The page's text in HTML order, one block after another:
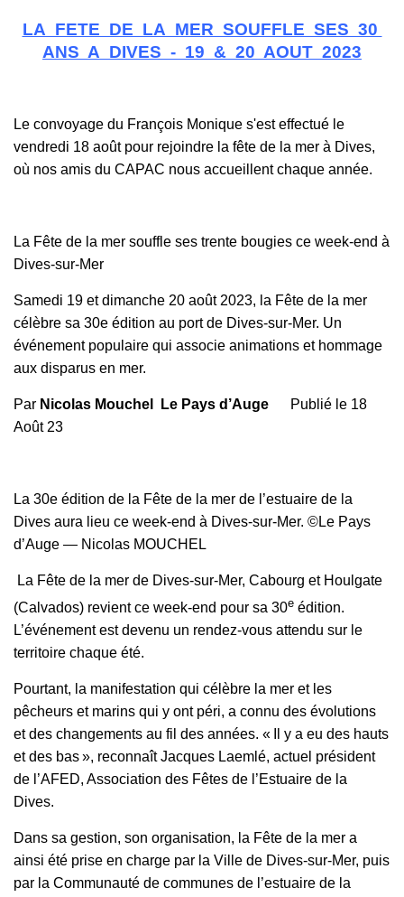
LA FETE DE LA MER SOUFFLE SES 30
ANS A DIVES - 19 & 20 AOUT 2023
Le convoyage du François Monique s'est effectué le
vendredi 18 août pour rejoindre la fête de la mer à Dives,
où nos amis du CAPAC nous accueillent chaque année.
La Fête de la mer souffle ses trente bougies ce week-end à
Dives-sur-Mer
Samedi 19 et dimanche 20 août 2023, la Fête de la mer
célèbre sa 30e édition au port de Dives-sur-Mer. Un
événement populaire qui associe animations et hommage
aux disparus en mer.
Par Nicolas Mouchel Le Pays d’Auge Publié le 18
Août 23
La 30e édition de la Fête de la mer de l’estuaire de la
Dives aura lieu ce week-end à Dives-sur-Mer. ©Le Pays
d’Auge — Nicolas MOUCHEL
La Fête de la mer de Dives-sur-Mer, Cabourg et Houlgate
(Calvados) revient ce week-end pour sa 30e édition.
L’événement est devenu un rendez-vous attendu sur le
territoire chaque été.
Pourtant, la manifestation qui célèbre la mer et les
pêcheurs et marins qui y ont péri, a connu des évolutions
et des changements au fil des années. « Il y a eu des hauts
et des bas », reconnaît Jacques Laemlé, actuel président
de l’AFED, Association des Fêtes de l’Estuaire de la
Dives.
Dans sa gestion, son organisation, la Fête de la mer a
ainsi été prise en charge par la Ville de Dives-sur-Mer, puis
par la Communauté de communes de l’estuaire de la